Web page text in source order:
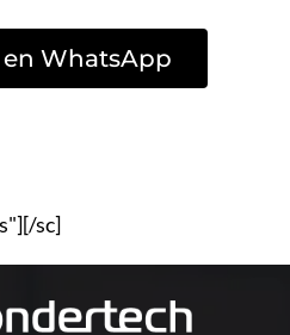
WhatsApp
sc]